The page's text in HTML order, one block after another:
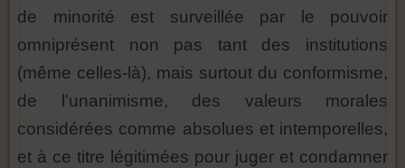
de minorité est surveillée par le pouvoir
omniprésent non pas tant des institutions
(même celles-là), mais surtout du conformisme,
de l'unanimisme, des valeurs morales
considérées comme absolues et intemporelles,
et à ce titre légitimées pour juger et condamner